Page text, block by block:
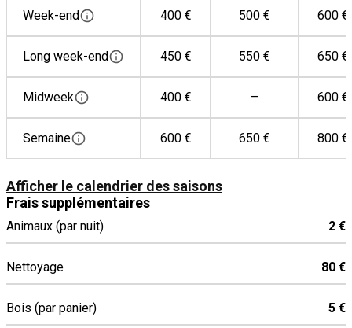
Machine à café
Mixeur
Plaque de cuisson vitrocéramique
Réfrigérateur
Week-end 400 € 500 € 600 €
Long week-end 450 € 550 € 650 €
Midweek 400 € – 600 €
Semaine 600 € 650 € 800 €
Afficher le calendrier des saisons
Frais supplémentaires
Animaux (par nuit) 2 €
Nettoyage 80 €
Bois (par panier) 5 €